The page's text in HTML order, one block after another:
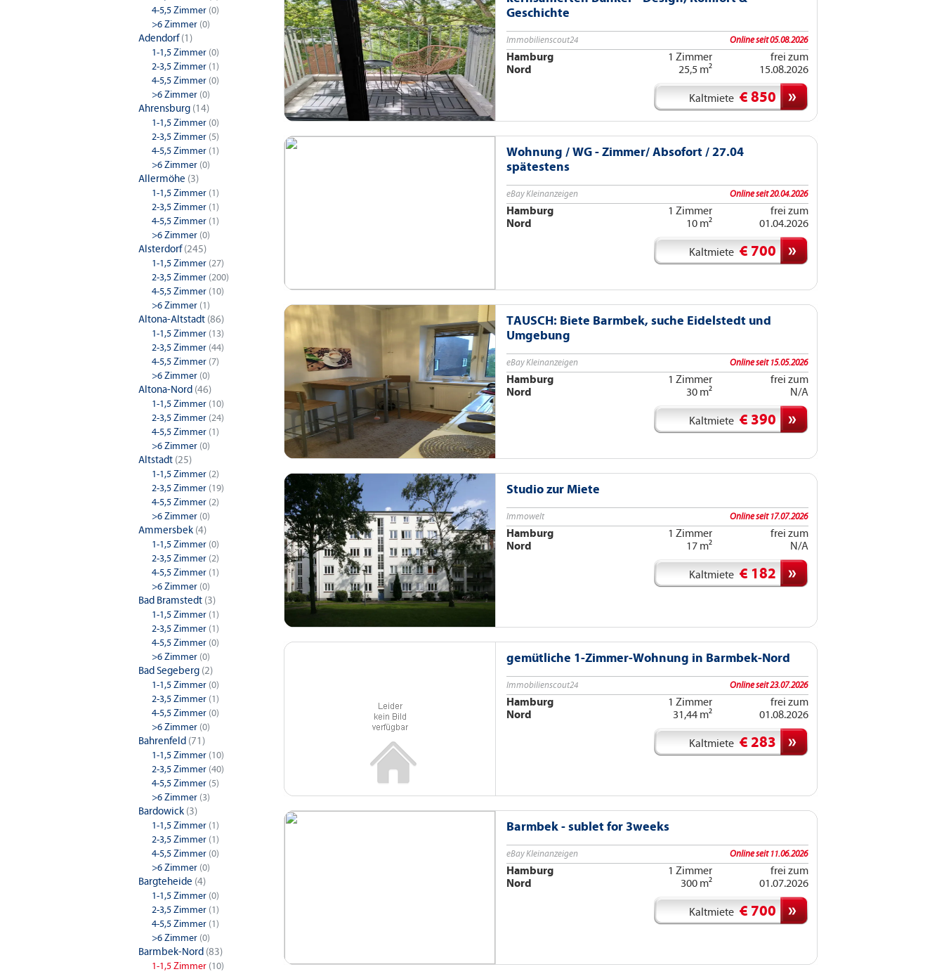
4-5,5 Zimmer (0)
>6 Zimmer (0)
Adendorf(1)
1-1,5 Zimmer (0)
2-3,5 Zimmer (1)
4-5,5 Zimmer (0)
>6 Zimmer (0)
Ahrensburg (14)
1-1,5 Zimmer (0)
2-3,5 Zimmer (5)
4-5,5 Zimmer (1)
>6 Zimmer (0)
Allermöhe (3)
1-1,5 Zimmer (1)
2-3,5 Zimmer (1)
4-5,5 Zimmer (1)
>6 Zimmer (0)
Alsterdorf(245)
1-1,5 Zimmer (27)
2-3,5 Zimmer (200)
4-5,5 Zimmer (10)
>6 Zimmer (1)
Altona-Altstadt (86)
1-1,5 Zimmer (13)
2-3,5 Zimmer (44)
4-5,5 Zimmer (7)
>6 Zimmer (0)
Altona-Nord (46)
1-1,5 Zimmer (10)
2-3,5 Zimmer (24)
4-5,5 Zimmer (1)
>6 Zimmer (0)
Altstadt (25)
1-1,5 Zimmer (2)
2-3,5 Zimmer (19)
4-5,5 Zimmer (2)
>6 Zimmer (0)
Ammersbek (4)
1-1,5 Zimmer (0)
2-3,5 Zimmer (2)
4-5,5 Zimmer (1)
>6 Zimmer (0)
Bad Bramstedt (3)
1-1,5 Zimmer (1)
2-3,5 Zimmer (1)
4-5,5 Zimmer (0)
>6 Zimmer (0)
Bad Segeberg (2)
1-1,5 Zimmer (0)
2-3,5 Zimmer (1)
4-5,5 Zimmer (0)
>6 Zimmer (0)
Bahrenfeld (71)
1-1,5 Zimmer (10)
2-3,5 Zimmer (40)
4-5,5 Zimmer (5)
>6 Zimmer (3)
Bardowick (3)
1-1,5 Zimmer (1)
2-3,5 Zimmer (1)
4-5,5 Zimmer (0)
>6 Zimmer (0)
Bargteheide (4)
1-1,5 Zimmer (0)
2-3,5 Zimmer (1)
4-5,5 Zimmer (1)
>6 Zimmer (0)
Barmbek-Nord (83)
1-1,5 Zimmer (10)
Geschichte
Immobilienscout24 Online seit 05.08.2026
Hamburg 1 Zimmer
frei zum
Nord
25,5 m² 15.08.2026
Kaltmiete € 850
Wohnung / WG - Zimmer/ Absofort / 27.04
spätestens
eBay Kleinanzeigen Online seit 20.04.2026
Hamburg 1 Zimmer
frei zum
Nord
10 m² 01.04.2026
Kaltmiete € 700
TAUSCH: Biete Barmbek, suche Eidelstedt und
Umgebung
eBay Kleinanzeigen Online seit 15.05.2026
Hamburg 1 Zimmer
frei zum
Nord
30 m² N/A
Kaltmiete € 390
Studio zur Miete
Immowelt Online seit 17.07.2026
Hamburg 1 Zimmer
frei zum
Nord
17 m² N/A
Kaltmiete € 182
gemütliche 1-Zimmer-Wohnung in Barmbek-Nord
Immobilienscout24 Online seit 23.07.2026
Hamburg 1 Zimmer
frei zum
Nord
31,44 m² 01.08.2026
Kaltmiete € 283
Barmbek - sublet for 3weeks
eBay Kleinanzeigen Online seit 11.06.2026
Hamburg 1 Zimmer
frei zum
Nord
300 m² 01.07.2026
Kaltmiete € 700